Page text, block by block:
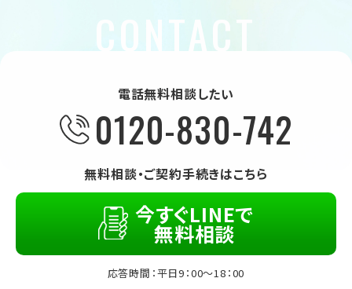
電話無料相談したい
0120-830-742
無料相談・ご契約手続きはこちら
今すぐLINEで
無料相談
応答時間：平日9：00～18：00